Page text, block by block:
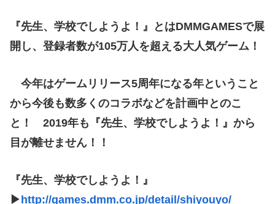
『先生、学校でしようよ！』とはDMMGAMESで展
開し、登録者数が105万人を超える大人気ゲーム！
今年はゲームリリース5周年になる年ということ
から今後も数多くのコラボなどを計画中とのこ
と！ 2019年も『先生、学校でしようよ！』から
目が離せません！！
『先生、学校でしようよ！』
▶http://games.dmm.co.jp/detail/shiyouyo/